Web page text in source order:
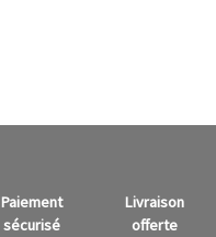
Paiement
sécurisé
Livraison
offerte